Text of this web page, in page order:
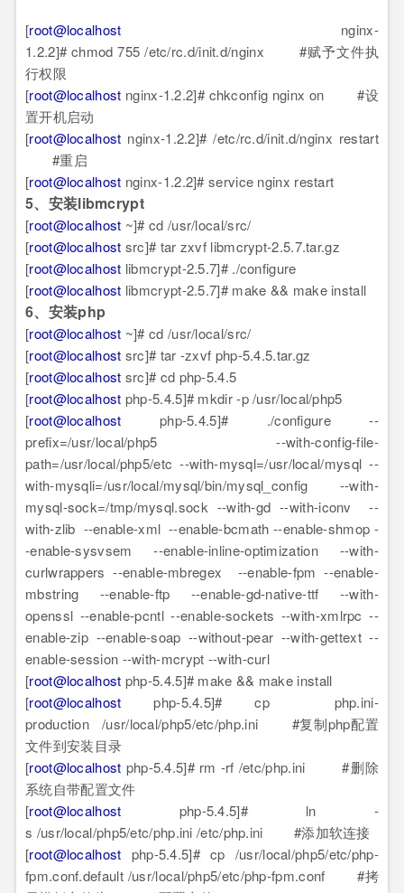
[root@localhost nginx-
1.2.2]# chmod 755 /etc/rc.d/init.d/nginx #赋予文件执
行权限
[root@localhost nginx-1.2.2]# chkconfig nginx on #设
置开机启动
[root@localhost nginx-1.2.2]# /etc/rc.d/init.d/nginx restart
#重启
[root@localhost nginx-1.2.2]# service nginx restart
5、安装libmcrypt
[root@localhost ~]# cd /usr/local/src/
[root@localhost src]# tar zxvf libmcrypt-2.5.7.tar.gz
[root@localhost libmcrypt-2.5.7]# ./configure
[root@localhost libmcrypt-2.5.7]# make && make install
6、安装php
[root@localhost ~]# cd /usr/local/src/
[root@localhost src]# tar -zxvf php-5.4.5.tar.gz
[root@localhost src]# cd php-5.4.5
[root@localhost php-5.4.5]# mkdir -p /usr/local/php5
[root@localhost php-5.4.5]# ./configure --
prefix=/usr/local/php5 --with-config-file-
path=/usr/local/php5/etc --with-mysql=/usr/local/mysql --
with-mysqli=/usr/local/mysql/bin/mysql_config --with-
mysql-sock=/tmp/mysql.sock --with-gd --with-iconv --
with-zlib --enable-xml --enable-bcmath --enable-shmop -
-enable-sysvsem --enable-inline-optimization --with-
curlwrappers --enable-mbregex --enable-fpm --enable-
mbstring --enable-ftp --enable-gd-native-ttf --with-
openssl --enable-pcntl --enable-sockets --with-xmlrpc --
enable-zip --enable-soap --without-pear --with-gettext --
enable-session --with-mcrypt --with-curl
[root@localhost php-5.4.5]# make && make install
[root@localhost php-5.4.5]# cp php.ini-
production /usr/local/php5/etc/php.ini #复制php配置
文件到安装目录
[root@localhost php-5.4.5]# rm -rf /etc/php.ini #删除
系统自带配置文件
[root@localhost php-5.4.5]# ln -
s /usr/local/php5/etc/php.ini /etc/php.ini #添加软连接
[root@localhost php-5.4.5]# cp /usr/local/php5/etc/php-
fpm.conf.default /usr/local/php5/etc/php-fpm.conf #拷